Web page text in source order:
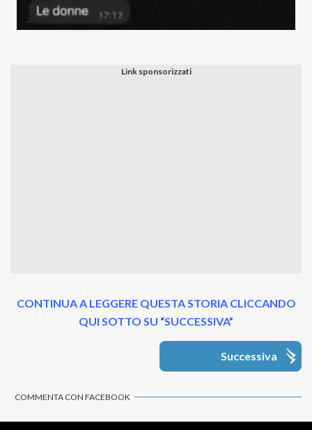
CONTINUA A LEGGERE QUESTA STORIA CLICCANDO
QUI SOTTO SU “SUCCESSIVA”
Successiva
COMMENTA CON FACEBOOK